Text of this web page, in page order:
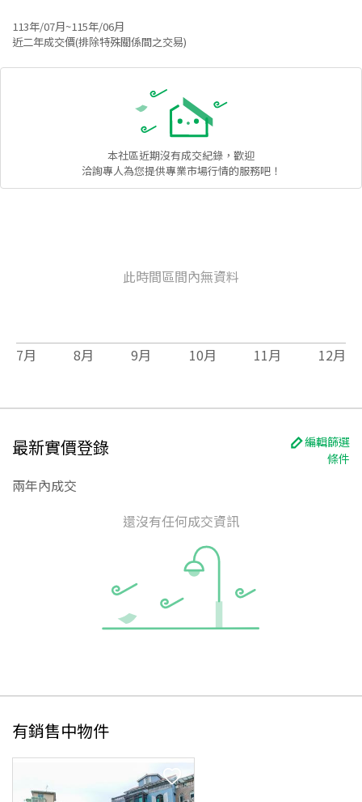
113年/07月~115年/06月
近二年成交價(排除特殊關係間之交易)
本社區近期沒有成交紀錄，歡迎
洽詢專人為您提供專業市場行情的服務吧！
此時間區間內無資料
7月 8月 9月 10月 11月 12月
最新實價登錄
編輯篩選
條件
兩年內成交
還沒有任何成交資訊
有銷售中物件